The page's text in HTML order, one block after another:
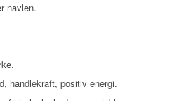
navlen.
handlekraft, positiv energi.